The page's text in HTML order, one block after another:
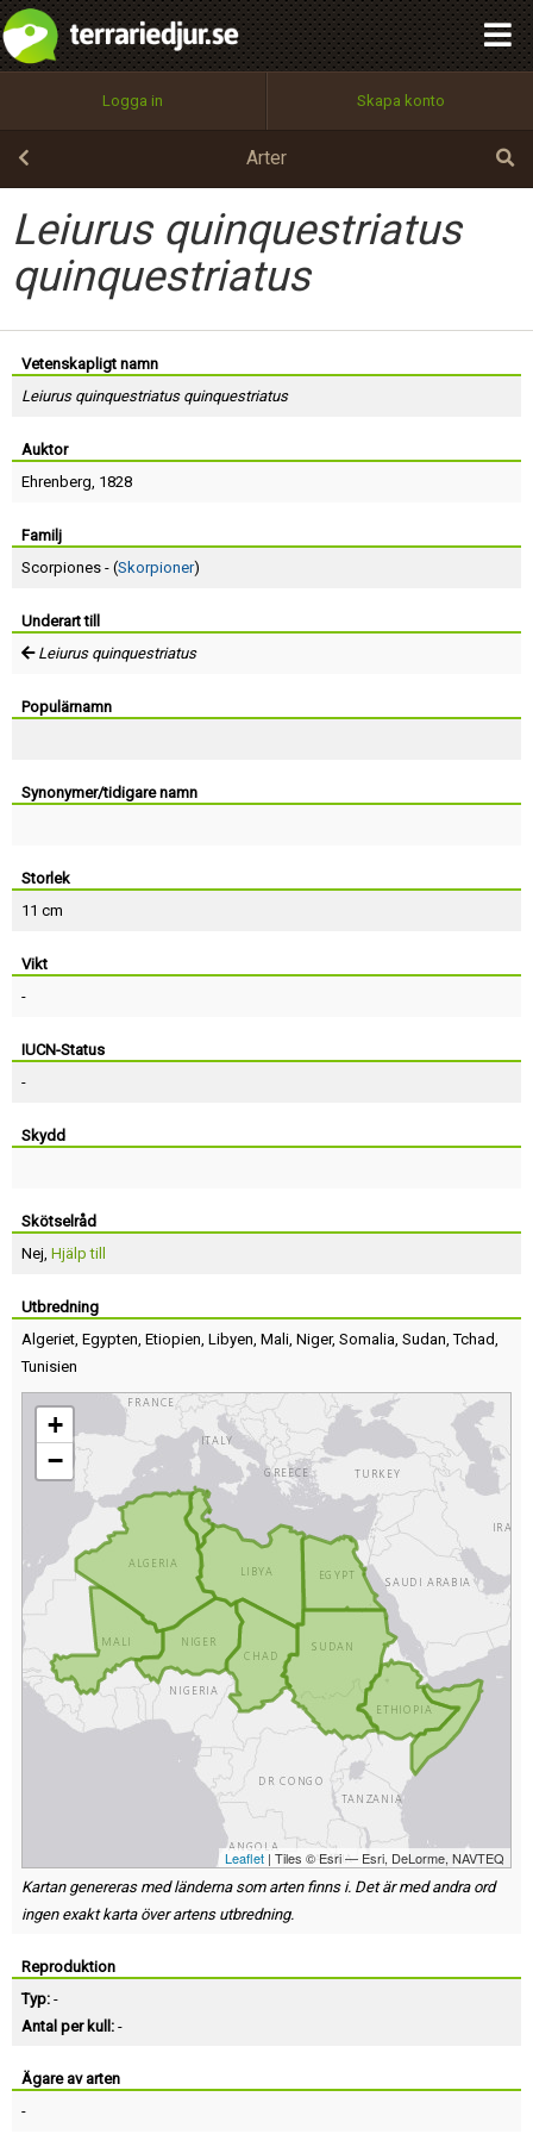
Logga in Skapa konto
Arter
Leiurus quinquestriatus
quinquestriatus
Vetenskapligt namn
Leiurus quinquestriatus quinquestriatus
Auktor
Ehrenberg, 1828
Familj
Scorpiones - (Skorpioner)
Underart till
Leiurus quinquestriatus
Populärnamn
Synonymer/tidigare namn
Storlek
11 cm
Vikt
-
IUCN-Status
-
Skydd
Skötselråd
Nej, Hjälp till
Utbredning
Algeriet, Egypten, Etiopien, Libyen, Mali, Niger, Somalia, Sudan,Tchad,
Tunisien
+
−
Leaflet | Tiles © Esri — Esri, DeLorme, NAVTEQ
Kartan genereras med länderna som arten finns i. Det är med andra ord
ingen exakt karta över artens utbredning.
Reproduktion
Typ: -
Antal per kull: -
Ägare av arten
-
Utför
100%
OK
integritetspolicy
Namn:
Epost:
Användarnamn:
Lösenord:
Terms of Service
Begär nytt lösenord
Tillbaka till förstasidan